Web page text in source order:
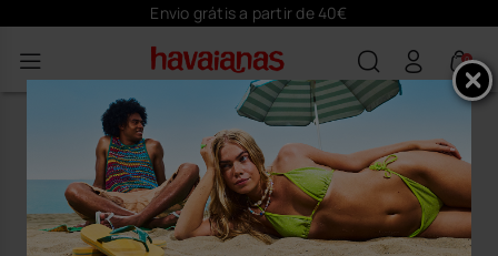
Envio grátis a partir de 40€
0